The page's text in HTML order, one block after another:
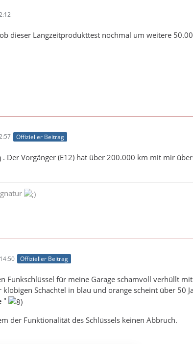
dieser Langzeitprodukttest nochmal um weitere
Offizieller Beitrag
. Der Vorgänger (E12) hat über 200.000 km mit mir
Offizieller Beitrag
Funkschlüssel für meine Garage schamvoll verhüllt
klobigen Schachtel in blau und orange scheint über
"
der Funktionalität des Schlüssels keinen Abbruch.